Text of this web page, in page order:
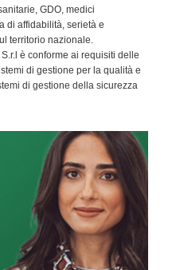
GDO, medici
di affidabilità, serietà e
territorio nazionale.
è conforme ai requisiti delle
di gestione per la qualità e
di gestione della sicurezza